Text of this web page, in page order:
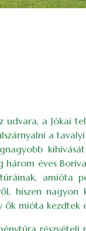
a
a
éves
hiszen
mióta